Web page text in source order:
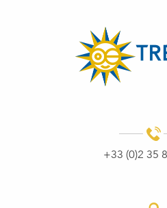
+33 (0)2 35